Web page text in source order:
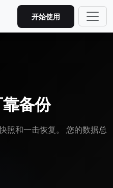
开始使用
备份
照和一击恢复。 您的数据总